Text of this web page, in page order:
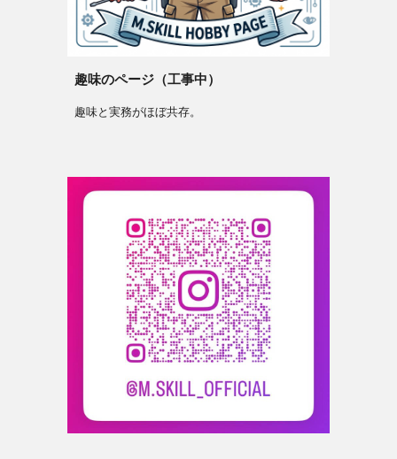
趣味のページ（工事中）
趣味と実務がほぼ共存。